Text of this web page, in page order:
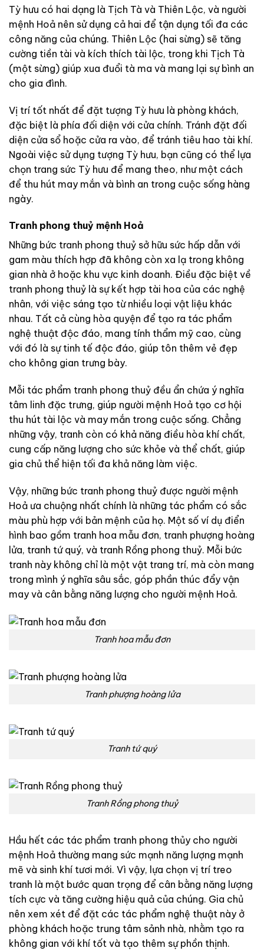
Tỳ hưu có hai dạng là Tịch Tà và Thiên Lộc, và người
mệnh Hoả nên sử dụng cả hai để tận dụng tối đa các
công năng của chúng. Thiên Lộc (hai sừng) sẽ tăng
cường tiền tài và kích thích tài lộc, trong khi Tịch Tà
(một sừng) giúp xua đuổi tà ma và mang lại sự bình an
cho gia đình.
Vị trí tốt nhất để đặt tượng Tỳ hưu là phòng khách,
đặc biệt là phía đối diện với cửa chính. Tránh đặt đối
diện cửa sổ hoặc cửa ra vào, để tránh tiêu hao tài khí.
Ngoài việc sử dụng tượng Tỳ hưu, bạn cũng có thể lựa
chọn trang sức Tỳ hưu để mang theo, như một cách
để thu hút may mắn và bình an trong cuộc sống hàng
ngày.
Tranh phong thuỷ mệnh Hoả
Những bức tranh phong thuỷ sở hữu sức hấp dẫn với
gam màu thích hợp đã không còn xa lạ trong không
gian nhà ở hoặc khu vực kinh doanh. Điều đặc biệt về
tranh phong thuỷ là sự kết hợp tài hoa của các nghệ
nhân, với việc sáng tạo từ nhiều loại vật liệu khác
nhau. Tất cả cùng hòa quyện để tạo ra tác phẩm
nghệ thuật độc đáo, mang tính thẩm mỹ cao, cùng
với đó là sự tinh tế độc đáo, giúp tôn thêm vẻ đẹp
cho không gian trưng bày.
Mỗi tác phẩm tranh phong thuỷ đều ẩn chứa ý nghĩa
tâm linh đặc trưng, giúp người mệnh Hoả tạo cơ hội
thu hút tài lộc và may mắn trong cuộc sống. Chẳng
những vậy, tranh còn có khả năng điều hòa khí chất,
cung cấp năng lượng cho sức khỏe và thể chất, giúp
gia chủ thể hiện tối đa khả năng làm việc.
Vậy, những bức tranh phong thuỷ được người mệnh
Hoả ưa chuộng nhất chính là những tác phẩm có sắc
màu phù hợp với bản mệnh của họ. Một số ví dụ điển
hình bao gồm tranh hoa mẫu đơn, tranh phượng hoàng
lửa, tranh tứ quý, và tranh Rồng phong thuỷ. Mỗi bức
tranh này không chỉ là một vật trang trí, mà còn mang
trong mình ý nghĩa sâu sắc, góp phần thúc đẩy vận
may và cân bằng năng lượng cho người mệnh Hoả.
Tranh hoa mẫu đơn
Tranh phượng hoàng lửa
Tranh tứ quý
Tranh Rồng phong thuỷ
Hầu hết các tác phẩm tranh phong thủy cho người
mệnh Hoả thường mang sức mạnh năng lượng mạnh
mẽ và sinh khí tươi mới. Vì vậy, lựa chọn vị trí treo
tranh là một bước quan trọng để cân bằng năng lượng
tích cực và tăng cường hiệu quả của chúng. Gia chủ
nên xem xét để đặt các tác phẩm nghệ thuật này ở
phòng khách hoặc trung tâm sảnh nhà, nhằm tạo ra
không gian với khí tốt và tạo thêm sự phồn thịnh.